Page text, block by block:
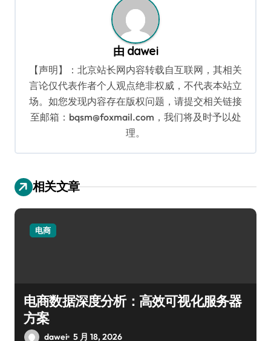
由 dawei
【声明】：北京站长网内容转载自互联网，其相关
言论仅代表作者个人观点绝非权威，不代表本站立
场。如您发现内容存在版权问题，请提交相关链接
至邮箱：bqsm@foxmail.com，我们将及时予以处
理。
相关文章
电商
电商数据深度分析：高效可视化服务器
方案
dawei 5 月 18, 2026